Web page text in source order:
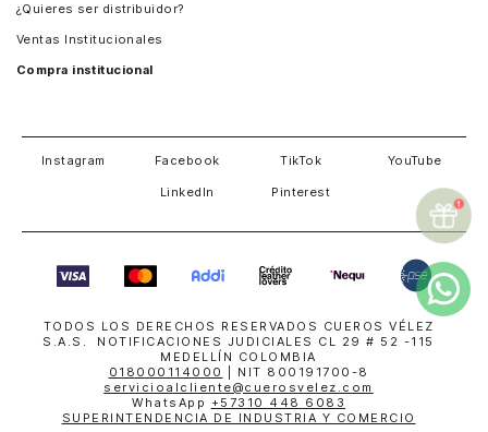
¿Quieres ser distribuidor?
Ventas Institucionales
Compra institucional
Instagram Facebook TikTok YouTube
LinkedIn Pinterest
TODOS LOS DERECHOS RESERVADOS CUEROS VÉLEZ
S.A.S. NOTIFICACIONES JUDICIALES CL 29 # 52 -115
MEDELLÍN COLOMBIA
018000114000
| NIT 800191700-8
servicioalcliente@cuerosvelez.com
WhatsApp +57310 448 6083
SUPERINTENDENCIA DE INDUSTRIA Y COMERCIO